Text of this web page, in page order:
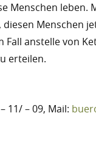
Menschen leben.
Menschen
anstelle von
erteilen.
11/ – 09, Mail: